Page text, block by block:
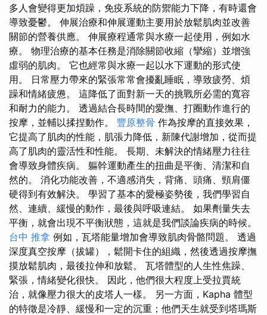
多人會變得更加煩躁，免疫系統的防禦能力下降，有時還會
導致憂鬱。 伸展治療和伸展運動主要用於放鬆肌肉並改善
關節的營養供應。 伸展療程通常與水療一起使用，例如水
療。 物理治療的基本任務是消除關節收縮（攣縮）並增強
虛弱的肌肉。 它也經常與水療一起以水下運動的形式使
用。 日常壓力帶來的緊張常常會擾亂睡眠，導致疲勞、煩
躁和情緒疲憊。 這降低了面對新一天的挑戰所必需的寬容
和耐力的能力。 透過結合長時間的愛撫、打圈動作進行的
按摩，並輔以揉捏動作。 豐原整骨 作為按摩的直接效果，
它提高了肌肉的性能，肌張力降低，新陳代謝增加，從而提
高了肌肉的靈活性和性能。 長期、未解決的情緒壓力往往
會導致身體疾病。 軀幹運動產生的扭曲是平衡、清潔和自
然的。 消化功能改善，不適感消失，背痛、頭痛、頸肩僵
硬得到有效解決。 學習了基本的愛極姿勢後，我們學習自
然、連續、緩慢的動作，最後與呼吸連結。 如果劑量失去
平衡，就會出現不平衡狀態，這就是我們談論疾病的時候。
台中 推拿 例如，瓦塔能量增加會導致肌肉骨骼問題。 透過
深度真空按摩（拔罐），鬆開卡住的組織，然後透過按摩撫
摸放鬆肌肉，最後拉伸和放鬆。 瓦塔體型的人生性焦躁、
緊張，情緒變化很快。 因此，他們很大程度上受拉賈統
治，就像壓力很大的皮塔人一樣。 另一方面，Kapha 體型
的特徵是冷靜、緩慢和一定的沉重；他們天生就受到塔瑪斯